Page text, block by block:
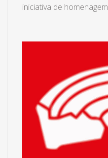
iniciativa de homenagem